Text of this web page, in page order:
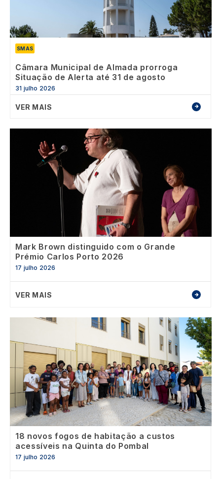
SMAS
Câmara Municipal de Almada prorroga
Situação de Alerta até 31 de agosto
31 julho 2026
VER MAIS
Mark Brown distinguido com o Grande
Prémio Carlos Porto 2026
17 julho 2026
VER MAIS
18 novos fogos de habitação a custos
acessíveis na Quinta do Pombal
17 julho 2026